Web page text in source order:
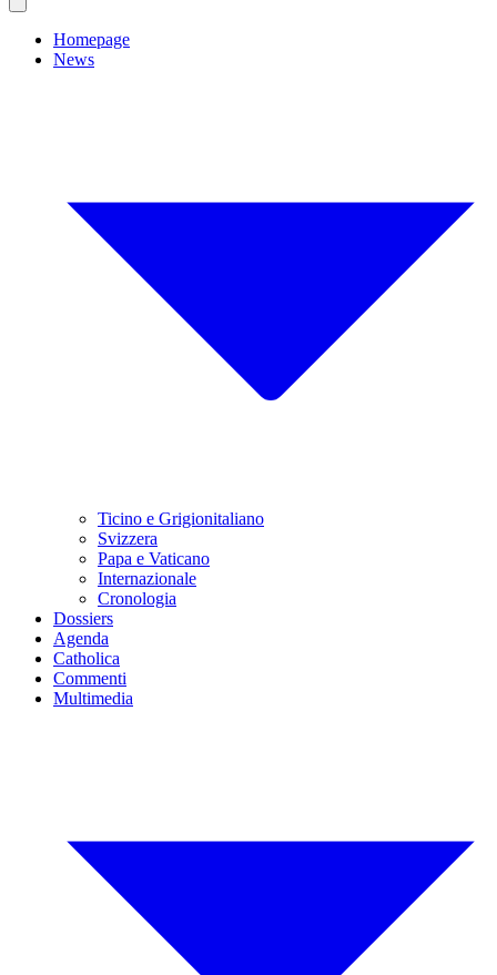
Homepage
News
Ticino e Grigionitaliano
Svizzera
Papa e Vaticano
Internazionale
Cronologia
Dossiers
Agenda
Catholica
Commenti
Multimedia